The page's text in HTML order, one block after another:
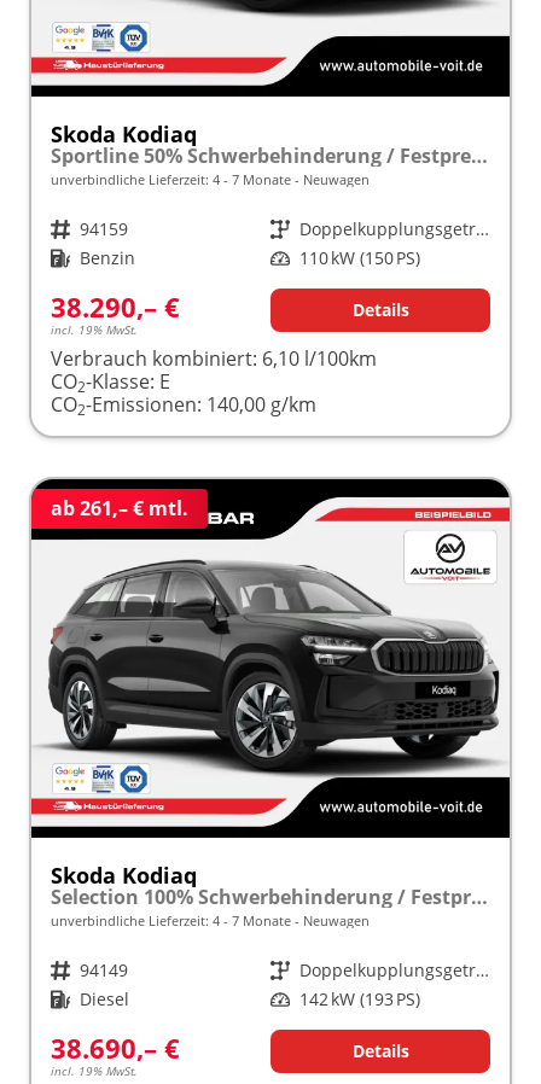
Skoda Kodiaq
Sportline 50% Schwerbehinderung / Festpreisgarantie* Modelljahr 1.5 TSI Mild-Hybrid 150PS DSG "Sonderangebot bei Schwerbehinderung" frei konfigurierbar!
unverbindliche Lieferzeit: 4 - 7 Monate Neuwagen
Fahrzeugnr. 94159 Getriebe
Doppelkupplungsgetriebe (DSG)
Kraftstoff Benzin Leistung 110 kW (150 PS)
38.290,– €
incl. 19% MwSt.
Details
Verbrauch kombiniert: 6,10 l/100km
CO2-Klasse: E
CO2-Emissionen: 140,00 g/km
ab 261,– € mtl.
Skoda Kodiaq
Selection 100% Schwerbehinderung / Festpreisgarantie* Modelljahr 2.0 TDI 193 PS DSG 4x4 "Sonderangebot bei Schwerbehinderung" frei konfigurierbar!
unverbindliche Lieferzeit: 4 - 7 Monate Neuwagen
Fahrzeugnr. 94149 Getriebe
Doppelkupplungsgetriebe (DSG)
Kraftstoff Diesel Leistung 142 kW (193 PS)
38.690,– €
incl. 19% MwSt.
Details